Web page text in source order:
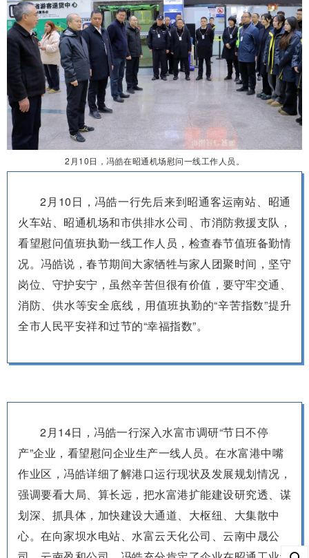
2月10日，冯皓在昭通机场慰问一线工作人员。
2月10日，冯皓一行先后来到昭通客运南站、昭通
火车站、昭通机场和市供排水公司、市消防救援支队，
看望慰问值班执勤一线工作人员，检查春节值班备勤情
况。冯皓说，春节期间大家牺牲与家人团聚时间，坚守
岗位、守护安宁，虽然辛苦但很有价值，要守牢交通、
消防、供水等安全底线，用值班执勤的“辛苦指数”提升
全市人民平安祥和过节的“幸福指数”。
2月14日，冯皓一行深入水富市调研“节日不停
产”企业，看望慰问企业生产一线人员。在水富港中嘴
作业区，冯皓详细了解港口运行现状及发展规划情况，
强调要看大局、算长远，把水富港扩能建设研究透、谋
划深、抓具体，加快建设大通道、大枢纽、大集散中
心。在向家坝水电站、水富云天化公司、云南中晟公